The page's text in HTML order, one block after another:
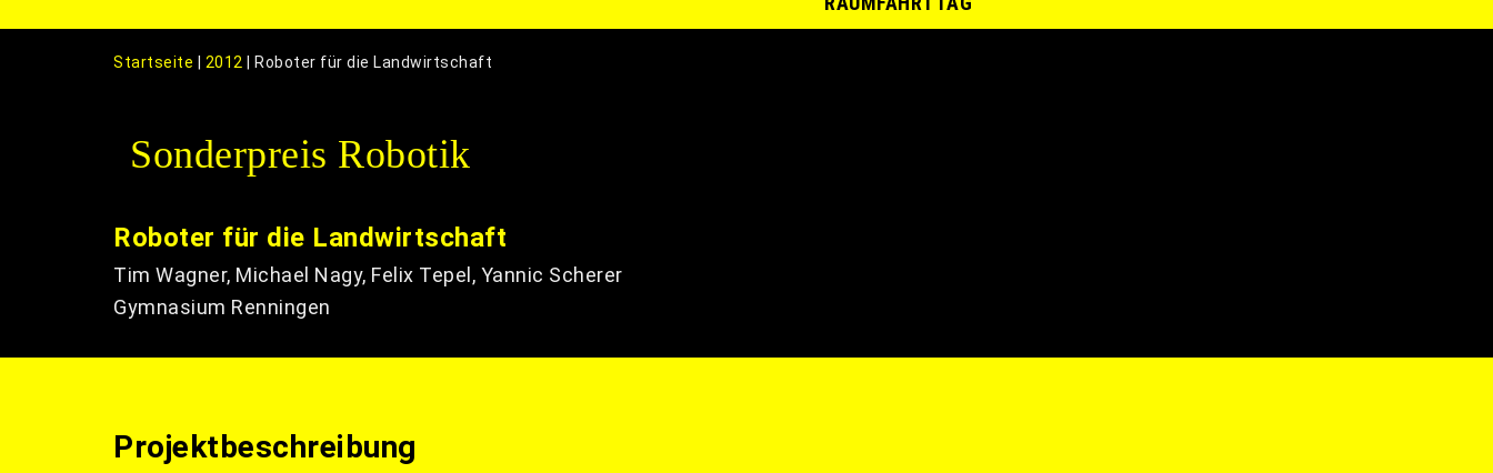
Startseite 2012 Roboter für die Landwirtschaft
Sonderpreis Robotik
Roboter für die Landwirtschaft
Tim Wagner, Michael Nagy, Felix Tepel, Yannic Scherer
Gymnasium Renningen
Projektbeschreibung